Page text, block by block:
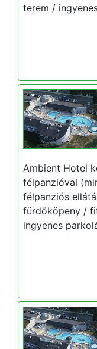
terem /
Ambient Hotel
félpanzióval
félpanziós
fürdőköpeny /
ingyenes